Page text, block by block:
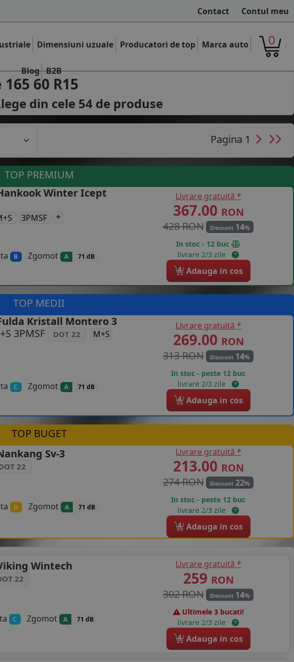
Contact Contul meu
Dimensiuni uzuale Producatori de top Marca auto
Blog B2B
0
60 R15
din cele 54 de produse
Pagina 1
TOP PREMIUM
Winter Icept
3PMSF
*
B Zgomot A 71 dB
Livrare gratuită *
367.00 RON
428 RON
Discount 14%
In stoc - 12 buc
livrare 2/3 zile
4 Adauga in cos
TOP MEDII
Kristall Montero 3
3PMSF
DOT 22
M+S
C Zgomot A 71 dB
Livrare gratuită *
269.00 RON
313 RON
Discount 14%
In stoc - peste 12 buc
livrare 2/3 zile
4 Adauga in cos
TOP BUGET
Sv-3
22
D Zgomot A 71 dB
Livrare gratuită *
213.00 RON
274 RON
Discount 22%
In stoc - peste 12 buc
livrare 2/3 zile
4 Adauga in cos
Wintech
22
C Zgomot A 71 dB
Livrare gratuită *
259 RON
302 RON
Discount 14%
Ultimele 3 bucati!
livrare 2/3 zile
4 Adauga in cos